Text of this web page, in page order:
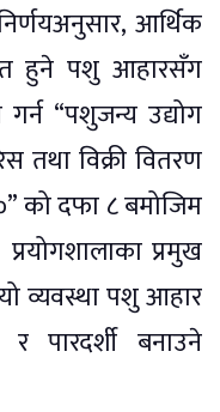
आर्थिक
हुने पशु आहारसँग
“पशुजन्य उद्योग
तथा विक्री वितरण
को दफा ८ बमोजिम
प्रमुख
व्यवस्था पशु आहार
पारदर्शी बनाउने